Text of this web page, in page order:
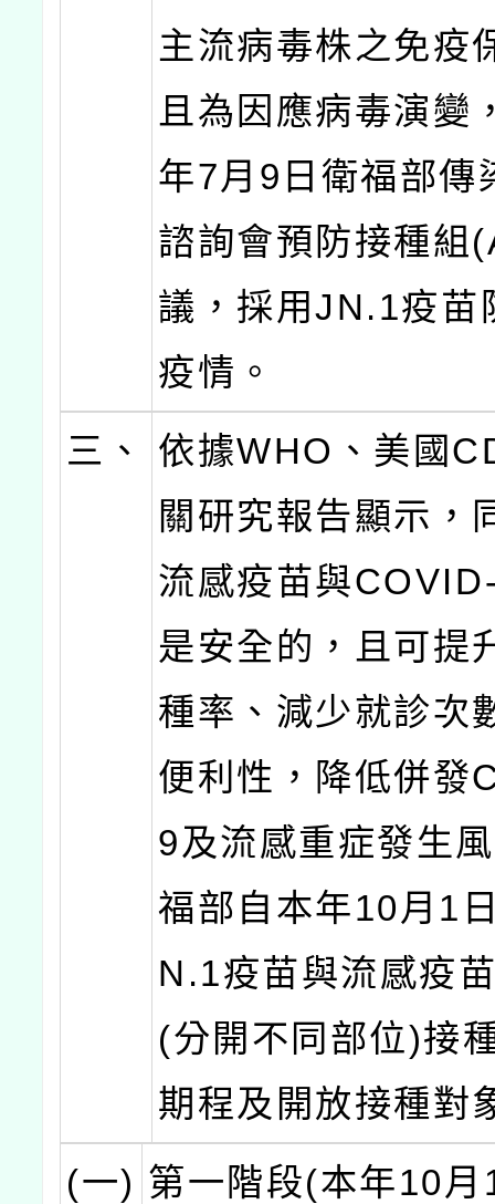
主流病毒株之免疫
且為因應病毒演變
年7月9日衛福部傳
諮詢會預防接種組
議，採用JN.1疫苗
疫情。
三、
依據WHO、美國
關研究報告顯示，
流感疫苗與
是安全的，且可提
種率、減少就診次
便利性，降低併發
9及流感重症發生
福部自本年10月1
N.1疫苗與流感疫
(分開不同部位)接
期程及開放接種對
(一) 第一階段(本年10